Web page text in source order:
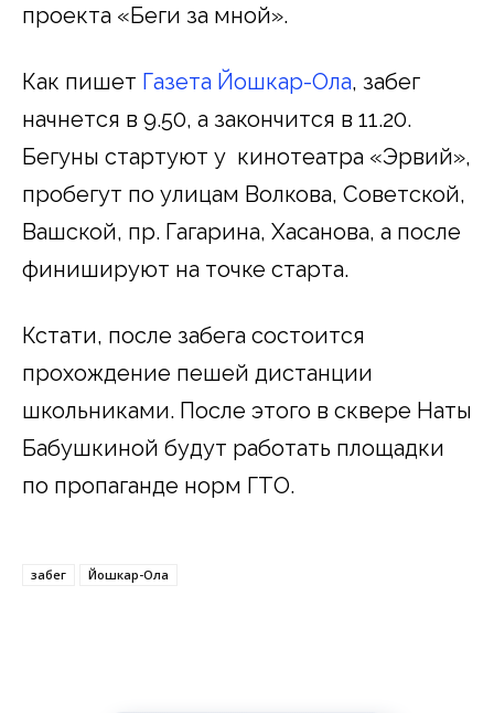
проекта «Беги за мной».
Как пишет Газета Йошкар-Ола, забег
начнется в 9.50, а закончится в 11.20.
Бегуны стартуют у кинотеатра «Эрвий»,
пробегут по улицам Волкова, Советской,
Вашской, пр. Гагарина, Хасанова, а после
финишируют на точке старта.
Кстати, после забега состоится
прохождение пешей дистанции
школьниками. После этого в сквере Наты
Бабушкиной будут работать площадки
по пропаганде норм ГТО.
забег Йошкар-Ола